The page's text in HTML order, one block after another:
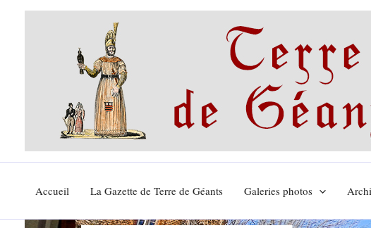
Accueil La Gazette de Terre de Géants Galeries photos